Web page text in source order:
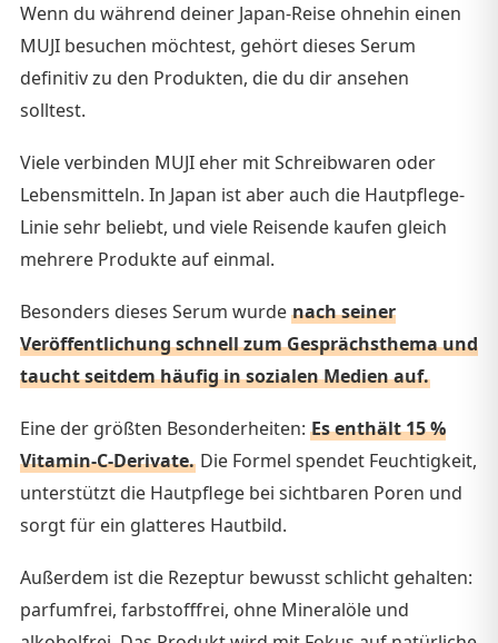
Wenn du während deiner Japan-Reise ohnehin einen
MUJI besuchen möchtest, gehört dieses Serum
definitiv zu den Produkten, die du dir ansehen
solltest.
Viele verbinden MUJI eher mit Schreibwaren oder
Lebensmitteln. In Japan ist aber auch die Hautpflege-
Linie sehr beliebt, und viele Reisende kaufen gleich
mehrere Produkte auf einmal.
Besonders dieses Serum wurde nach seiner
Veröffentlichung schnell zum Gesprächsthema und
taucht seitdem häufig in sozialen Medien auf.
Eine der größten Besonderheiten: Es enthält 15 %
Vitamin-C-Derivate. Die Formel spendet Feuchtigkeit,
unterstützt die Hautpflege bei sichtbaren Poren und
sorgt für ein glatteres Hautbild.
Außerdem ist die Rezeptur bewusst schlicht gehalten:
parfumfrei, farbstofffrei, ohne Mineralöle und